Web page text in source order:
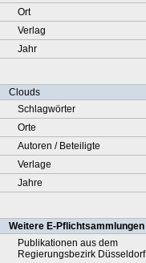
Ort
Verlag
Jahr
Clouds
Schlagwörter
Orte
Autoren / Beteiligte
Verlage
Jahre
Weitere E-Pflichtsammlungen
Publikationen aus dem
Regierungsbezirk Düsseldorf